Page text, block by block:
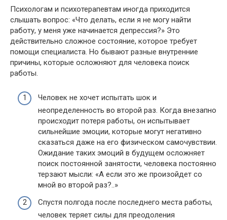
Психологам и психотерапевтам иногда приходится
слышать вопрос: «Что делать, если я не могу найти
работу, у меня уже начинается депрессия?» Это
действительно сложное состояние, которое требует
помощи специалиста. Но бывают разные внутренние
причины, которые осложняют для человека поиск
работы.
Человек не хочет испытать шок и
неопределенность во второй раз. Когда внезапно
происходит потеря работы, он испытывает
сильнейшие эмоции, которые могут негативно
сказаться даже на его физическом самочувствии.
Ожидание таких эмоций в будущем осложняет
поиск постоянной занятости, человека постоянно
терзают мысли: «А если это же произойдет со
мной во второй раз?..»
Спустя полгода после последнего места работы,
человек теряет силы для преодоления